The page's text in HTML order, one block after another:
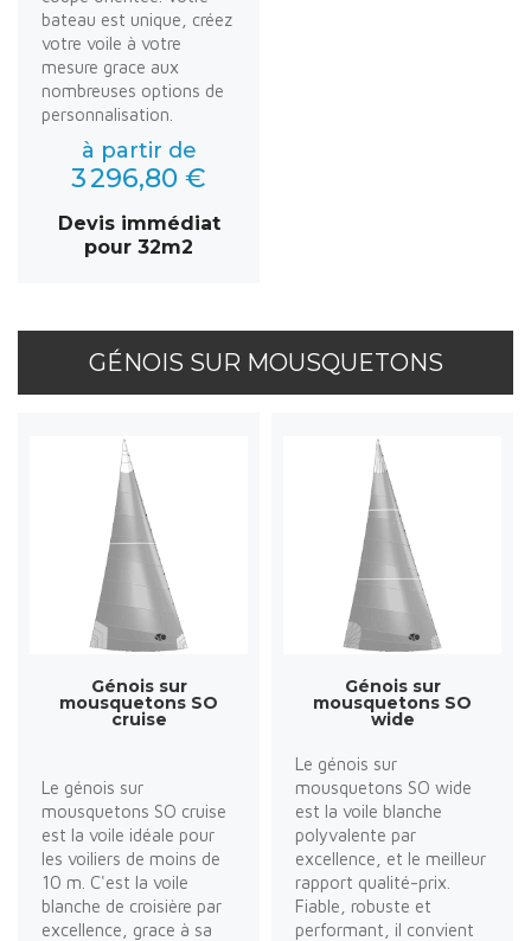
bateau est unique, créez
votre voile à votre
mesure grace aux
nombreuses options de
personnalisation.
à partir de
3 296,80 €
Devis immédiat
pour 32m2
GÉNOIS SUR MOUSQUETONS
Génois sur
mousquetons SO
cruise
Le génois sur
mousquetons SO cruise
est la voile idéale pour
les voiliers de moins de
10 m. C'est la voile
blanche de croisière par
excellence, grace à sa
Génois sur
mousquetons SO
wide
Le génois sur
mousquetons SO wide
est la voile blanche
polyvalente par
excellence, et le meilleur
rapport qualité-prix.
Fiable, robuste et
performant, il convient